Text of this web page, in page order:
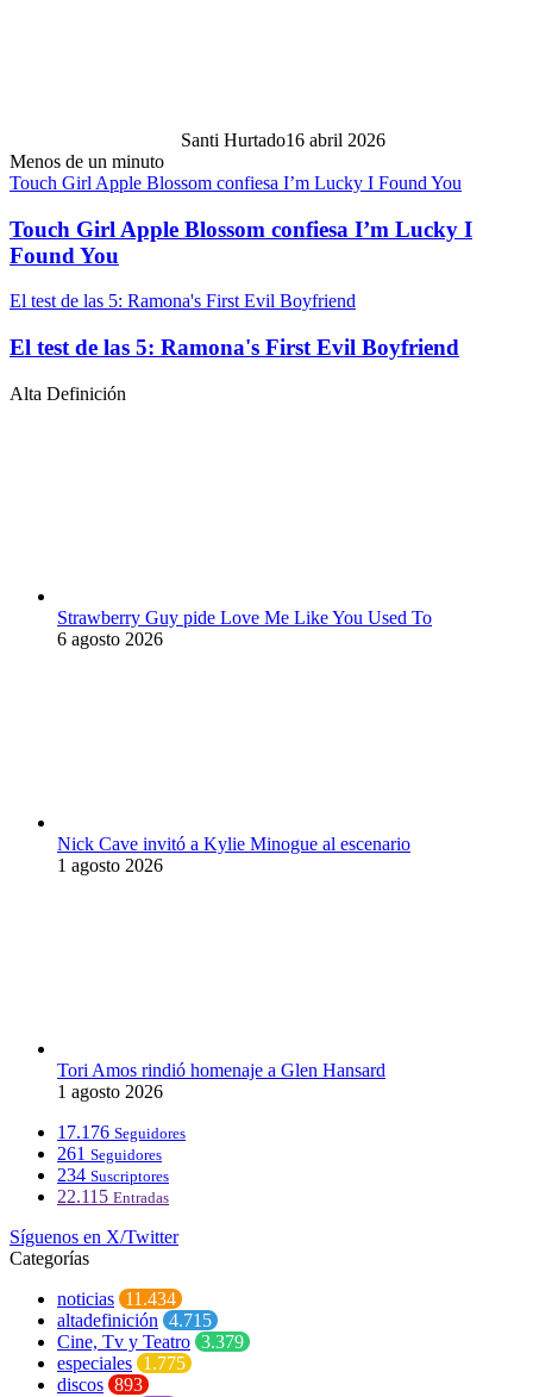
Santi Hurtado16 abril 2026
Menos de un minuto
Touch Girl Apple Blossom confiesa I’m Lucky I Found You
Touch Girl Apple Blossom confiesa I’m Lucky I
Found You
El test de las 5: Ramona's First Evil Boyfriend
El test de las 5: Ramona's First Evil Boyfriend
Alta Definición
Strawberry Guy pide Love Me Like You Used To
6 agosto 2026
Nick Cave invitó a Kylie Minogue al escenario
1 agosto 2026
Tori Amos rindió homenaje a Glen Hansard
1 agosto 2026
17.176 Seguidores
261 Seguidores
234 Suscriptores
22.115 Entradas
Síguenos en X/Twitter
Categorías
noticias 11.434
altadefinición 4.715
Cine, Tv y Teatro 3.379
especiales 1.775
discos 893